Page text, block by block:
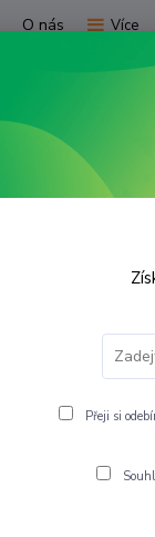
O nás Více
UTV
SRV 600 stříbrná
Přeji si